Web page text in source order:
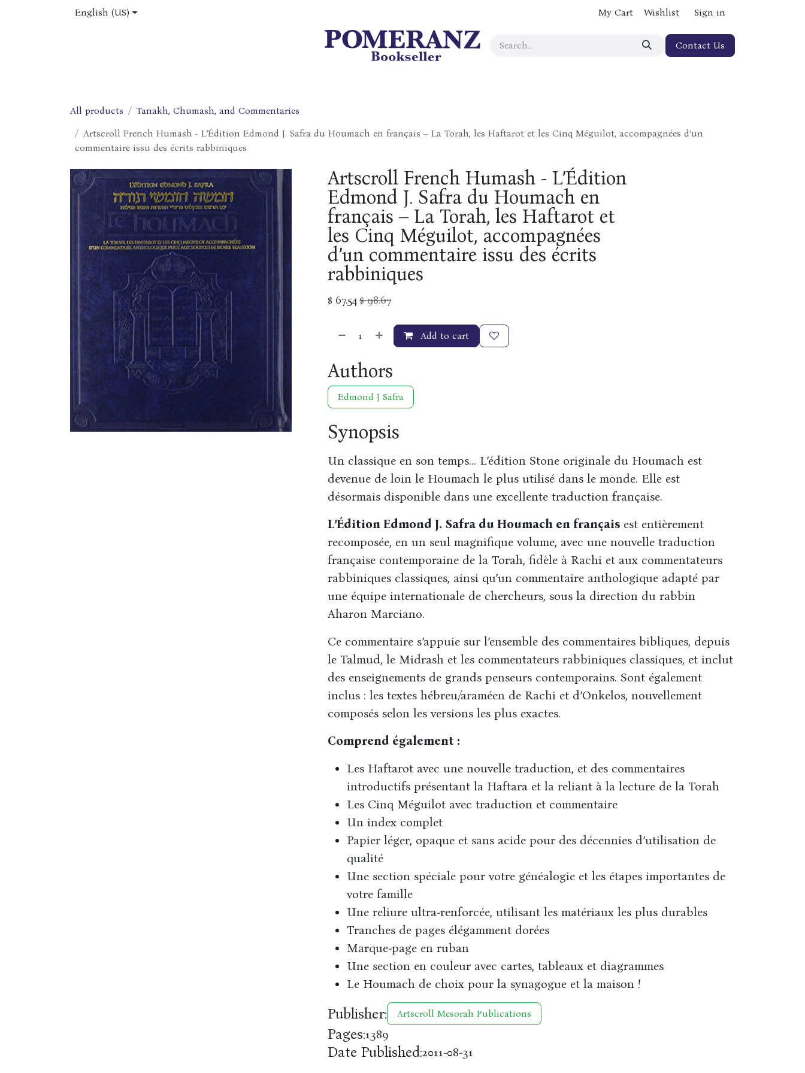
English (US) My Cart Wishlist Sign in
Contact Us
All products
Tanakh, Chumash, and Commentaries
Artscroll French Humash - L’Édition Edmond J. Safra du Houmach en français – La Torah, les Haftarot et les Cinq Méguilot, accompagnées d’un
commentaire issu des écrits rabbiniques
Artscroll French Humash - L’Édition
Edmond J. Safra du Houmach en
français – La Torah, les Haftarot et
les Cinq Méguilot, accompagnées
d’un commentaire issu des écrits
rabbiniques
$ 67.54$98.67
Add to cart
Authors
Edmond J Safra
Synopsis
Un classique en son temps… L’édition Stone originale du Houmach est
devenue de loin le Houmach le plus utilisé dans le monde. Elle est
désormais disponible dans une excellente traduction française.
L’Édition Edmond J. Safra du Houmach en françaisest entièrement
recomposée, en un seul magnifique volume, avec une nouvelle traduction
française contemporaine de la Torah, fidèle à Rachi et aux commentateurs
rabbiniques classiques, ainsi qu’un commentaire anthologique adapté par
une équipe internationale de chercheurs, sous la direction du rabbin
Aharon Marciano.
Ce commentaire s’appuie sur l’ensemble des commentaires bibliques, depuis
le Talmud, le Midrash et les commentateurs rabbiniques classiques, et inclut
des enseignements de grands penseurs contemporains. Sont également
inclus : les textes hébreu/araméen de Rachi et d’Onkelos, nouvellement
composés selon les versions les plus exactes.
Comprend également :
Les Haftarot avec une nouvelle traduction, et des commentaires
introductifs présentant la Haftara et la reliant à la lecture de la Torah
Les Cinq Méguilot avec traduction et commentaire
Un index complet
Papier léger, opaque et sans acide pour des décennies d’utilisation de
qualité
Une section spéciale pour votre généalogie et les étapes importantes de
votre famille
Une reliure ultra-renforcée, utilisant les matériaux les plus durables
Tranches de pages élégamment dorées
Marque-page en ruban
Une section en couleur avec cartes, tableaux et diagrammes
Le Houmach de choix pour la synagogue et la maison !
Publisher: Artscroll Mesorah Publications
Pages:1389
Date Published:2011-08-31